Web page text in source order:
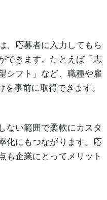
、応募者に入力してもら
できます。たとえば「志
シフト」など、職種や雇
事前に取得できます。
ない範囲で柔軟にカスタ
化にもつながります。応
も企業にとってメリット